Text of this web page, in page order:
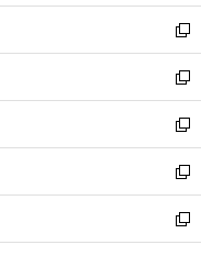
開
く
ウ
で
開
く
ン
ド
ウ
で
開
く
ウ
ィ
ン
ド
ウ
で
開
く
し
い
ウ
ィ
ン
ド
ウ
で
開
く
新
し
い
ウ
ィ
ン
ド
ウ
で
開
新
し
い
ウ
ィ
ン
ド
ウ
新
し
い
ウ
ィ
ン
新
し
い
ウ
新
し